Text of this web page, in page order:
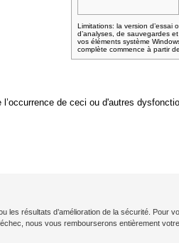
Limitations: la version d’essai
d’analyses, de sauvegardes
vos éléments système
complète commence à partir
de ceci ou d'autres
les résultats d’amélioration de la sécurité. Pour
nous vous rembourserons entièrement